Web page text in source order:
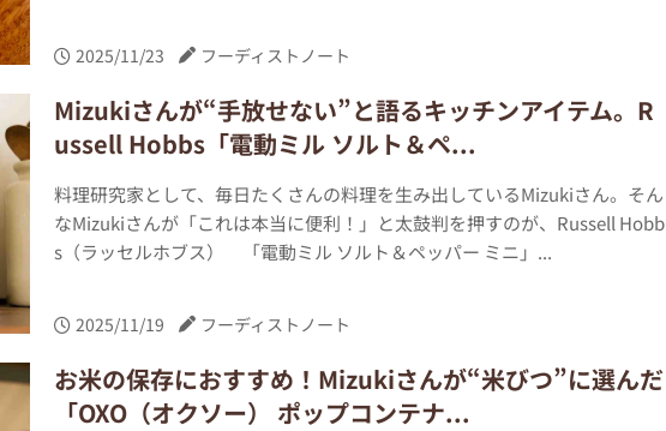
2025/11/23 フーディストノート
Mizukiさんが“手放せない”と語るキッチンアイテム。R
ussell Hobbs「電動ミル ソルト＆ペ...
料理研究家として、毎日たくさんの料理を生み出しているMizukiさん。そん
なMizukiさんが「これは本当に便利！」と太鼓判を押すのが、Russell Hobb
s（ラッセルホブス） 「電動ミル ソルト＆ペッパー ミニ」...
2025/11/19 フーディストノート
お米の保存におすすめ！Mizukiさんが“米びつ”に選んだ
「OXO（オクソー） ポップコンテナ...